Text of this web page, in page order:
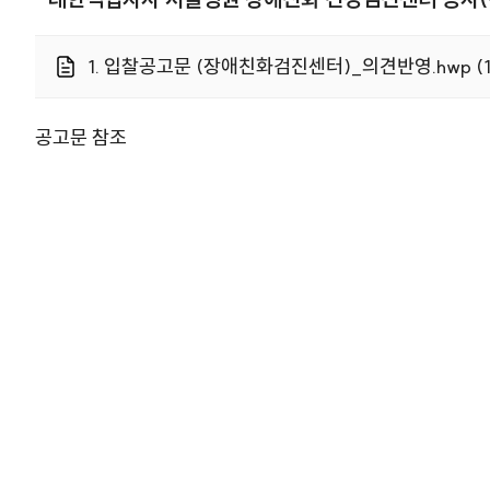
1. 입찰공고문 (장애친화검진센터)_의견반영.hwp
공고문 참조